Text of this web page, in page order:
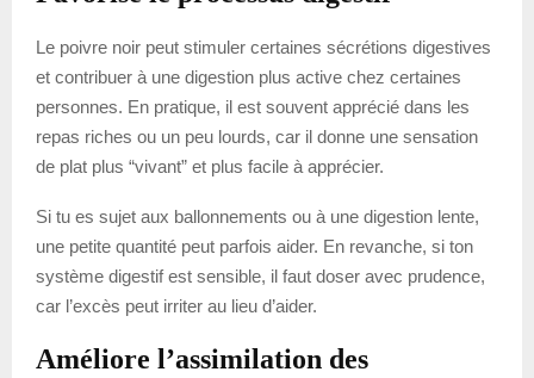
Le poivre noir peut stimuler certaines sécrétions digestives
et contribuer à une digestion plus active chez certaines
personnes. En pratique, il est souvent apprécié dans les
repas riches ou un peu lourds, car il donne une sensation
de plat plus “vivant” et plus facile à apprécier.
Si tu es sujet aux ballonnements ou à une digestion lente,
une petite quantité peut parfois aider. En revanche, si ton
système digestif est sensible, il faut doser avec prudence,
car l’excès peut irriter au lieu d’aider.
Améliore l’assimilation des